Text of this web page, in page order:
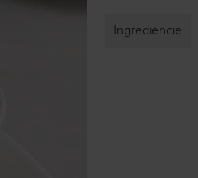
Ingrediencie